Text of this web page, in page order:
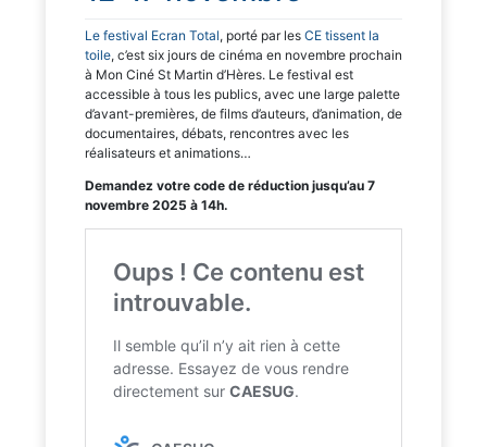
Le festival Ecran Total, porté par les CE tissent la
toile, c’est six jours de cinéma en novembre prochain
à Mon Ciné St Martin d’Hères. Le festival est
accessible à tous les publics, avec une large palette
d’avant-premières, de films d’auteurs, d’animation, de
documentaires, débats, rencontres avec les
réalisateurs et animations…
Demandez votre code de réduction jusqu’au 7
novembre 2025 à 14h.